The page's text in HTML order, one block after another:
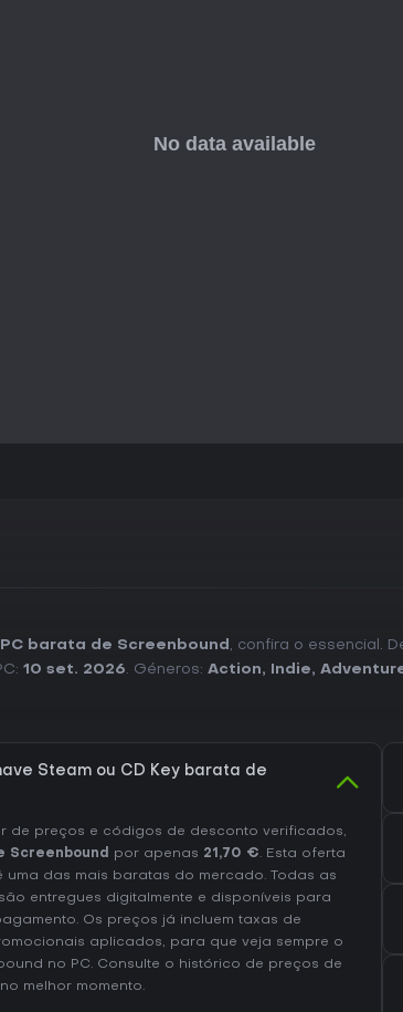
barata de Screenbound , confira o essencial.
10 set. 2026. Géneros: Action, Indie,
Steam ou CD Key barata de
de preços e códigos de desconto verificados,
Screenbound por apenas 21,70 €. Esta oferta
uma das mais baratas do mercado. Todas as
entregues digitalmente e disponíveis para
Os preços já incluem taxas de
aplicados, para que veja sempre o
no PC. Consulte o histórico de preços de
melhor momento.